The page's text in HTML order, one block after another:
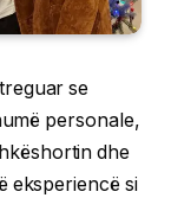
se
personale,
dhe
eksperiencë si